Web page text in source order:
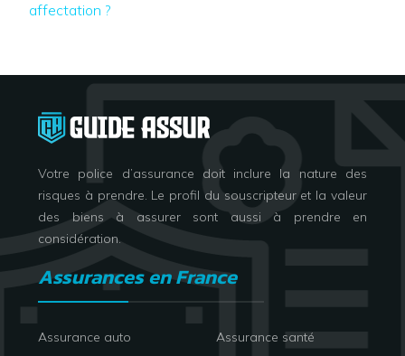
affectation ?
Votre police d’assurance doit inclure la nature des
risques à prendre. Le profil du souscripteur et la valeur
des biens à assurer sont aussi à prendre en
considération.
Assurances en France
Assurance auto
Assurance santé